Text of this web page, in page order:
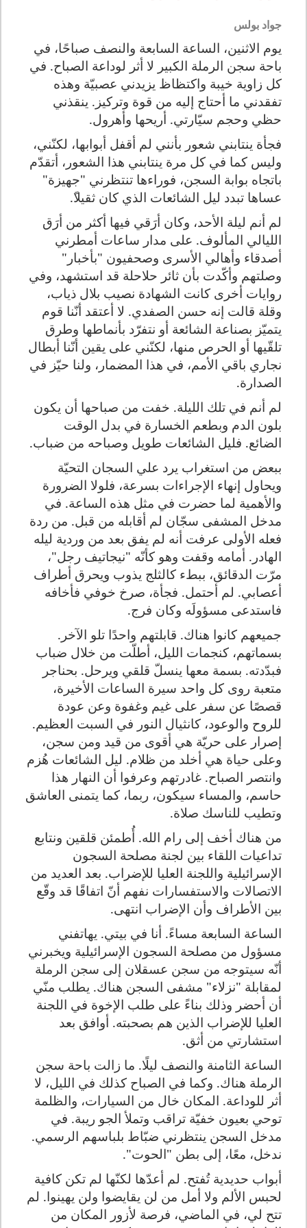
جواد بولس
يوم الاثنين، الساعة السابعة والنصف صباحًا، في
باحة سجن الرملة الكبير لا أثر لوداعة الصباح. في
كل زاوية خيبة واكتظاظ يزيدني عصبيّة وهذه
تفقدني ما أحتاج إليه من قوة وتركيز. ينقذني
حظي وحجم سيّارتي. أريحها وأهرول.
فجأة ينتابني شعور بأنني لم أقفل أبوابها، لكنّني،
وليس كما في كل مرة ينتابني هذا الشعور، أتقدّم
باتجاه بوابة السجن، فوراءها تنتظرني "جهيزة"
عساها تبدد ليل الشائعات الذي كان ثقيلا.
لم أنم ليلة الأحد، وكان أرَقي فيها أكثر من أرَق
الليالي المألوف. على مدار ساعات أمطرني
أصدقاء وأهالي الأسرى وصحفيون "بأخبار"
وصلتهم وأكّدت بأن ثائر حلاحلة قد استشهد، وفي
روايات أخرى كانت الشهادة نصيب بلال ذياب،
وقلة قالت إنه حسن الصفدي. لا أعتقد أنّنا قوم
يتميّز بصناعة الشائعة أو نتفرّد بأنماطها وطرق
تلقّيها أو الحرص منها، لكنّني على يقين أنّنا أبطال
نجاري باقي الأمم، في هذا المضمار، ولنا حيّز في
الصدارة.
لم أنم في تلك الليلة. خفت من صباحها أن يكون
بلون الدم وبطعم الخسارة في بدل الوقت
الضائع. فليل الشائعات طويل وصباحه من ضباب.
ببعض من استغراب يرد علي السجان التحيّة
ويحاول إنهاء الإجراءات بسرعة، فلولا الضرورة
والأهمية لما حضرت في مثل هذه الساعة. في
مدخل المشفى سجّان لم أقابله من قبل. من ردة
فعله الأولى عرفت أنه لم يفق بعد من وردية ليله
الهادر. أمامه وقفت وهو كأنّه "نيجاتيف رجل"،
مرّت الدقائق، ببطء كالثلج يذوب ويحرق أطراف
أعصابي. لم أحتمل. فجأة، صرخ خوفي فأخافه
فاستدعى مسؤولَه وكان فرج.
جميعهم كانوا هناك. قابلتهم واحدًا تلو الآخر.
بسماتهم، كنجمات الليل، أطلّت من خلال ضباب
فبدّدته. بسمة معها ينسلّ قلقي ويرحل. بحناجر
متعبة روى كل واحد سيرة الساعات الأخيرة،
قصصًا عن سفر على غيم وغفوة وعن عودة
للروح والوعود، كانثيال النور في السبت العظيم.
إصرار على حريّة هي أقوى من قيد ومن سجن،
وعلى حياة هي أخلد من ظلام. ليل الشائعات هُزم
وانتصر الصباح. غادرتهم وعرفوا أن النهار هذا
حاسم، والمساء سيكون، ربما، كما يتمنى العاشق
وتطيب للناسك صلاة.
من هناك أخف إلى رام الله. أُطمئن قلقين ونتابع
تداعيات اللقاء بين لجنة مصلحة السجون
الإسرائيلية واللجنة العليا للإضراب. بعد العديد من
الاتصالات والاستفسارات نفهم أنّ اتفاقًا قد وقّع
بين الأطراف وأن الإضراب انتهى.
الساعة السابعة مساءً. أنا في بيتي. يهاتفني
مسؤول من مصلحة السجون الإسرائيلية ويخبرني
أنّه سيتوجه من سجن عسقلان إلى سجن الرملة
لمقابلة "نزلاء" مشفى السجن هناك. يطلب منّي
أن أحضر وذلك بناءً على طلب الإخوة في اللجنة
العليا للإضراب الذين هم بصحبته. أوافق بعد
استشارتي من أثق.
الساعة الثامنة والنصف ليلًا. ما زالت باحة سجن
الرملة هناك. وكما في الصباح كذلك في الليل، لا
أثر للوداعة. المكان خال من السيارات، والظلمة
توحي بعيون خفيّة تراقب وتملأ الجو ريبة. في
مدخل السجن ينتظرني ضبّاط بلباسهم الرسمي.
ندخل، معًا، إلى بطن "الحوت".
أبواب حديدية تُفتح. لم أعدّها لكنّها لم تكن كافية
لحبس الألم ولا أمل من لن يقايضوا ولن يهينوا. لم
تتح لي، في الماضي، فرصة لأزور المكان من